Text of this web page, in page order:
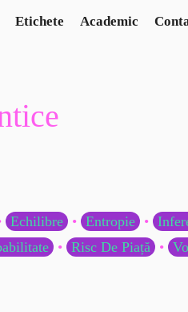
Etichete Academic
Echilibre • Entropie •
• Risc De Piață •